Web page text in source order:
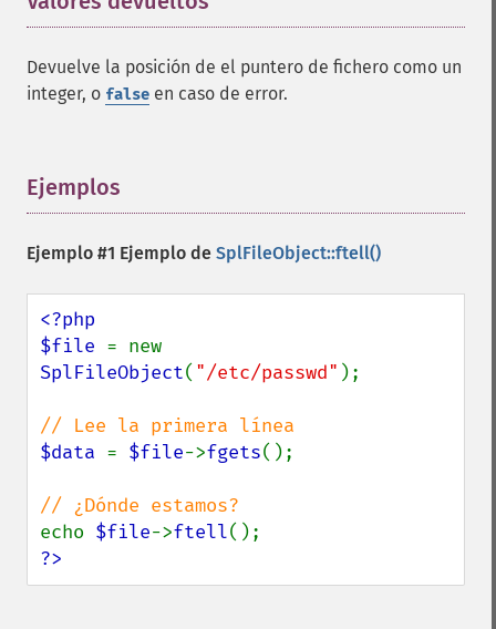
Devuelve la posición de el puntero de fichero como un
integer, o false en caso de error.
Ejemplos
Ejemplo #1 Ejemplo de SplFileObject::ftell()
<?php
$file
SplFileObject( "/etc/passwd" );
$data = $file->fgets();
echo $file->ftell
?>